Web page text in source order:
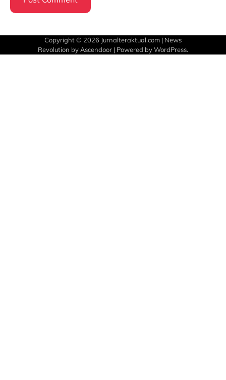
Copyright © 2026 Jurnalteraktual.com | News
Revolution byAscendoor | Powered byWordPress.